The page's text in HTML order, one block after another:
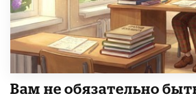
​Вам не обязательно